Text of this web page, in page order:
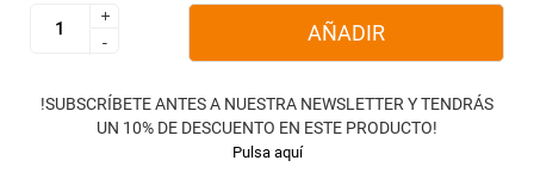
+
-
+
-
AÑADIR
!SUBSCRÍBETE ANTES A NUESTRA NEWSLETTER Y TENDRÁS
UN 10% DE DESCUENTO EN ESTE PRODUCTO!
Pulsa aquí